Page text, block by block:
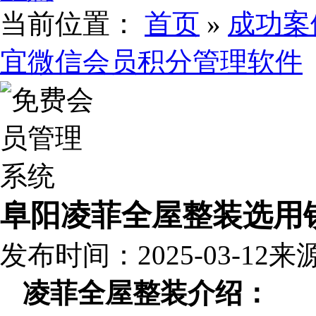
当前位置： 首页 » 成功
宜微信会员积分管理软件
阜阳凌菲全屋整装选
发布时间：2025-03-12来
凌菲全屋整装介绍：